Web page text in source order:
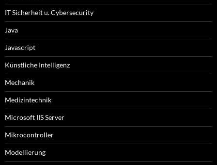
IT Sicherheit u. Cybersecurity
Java
Javascript
Künstliche Intelligenz
Mechanik
Medizintechnik
Microsoft IIS Server
Mikrocontroller
Modellierung